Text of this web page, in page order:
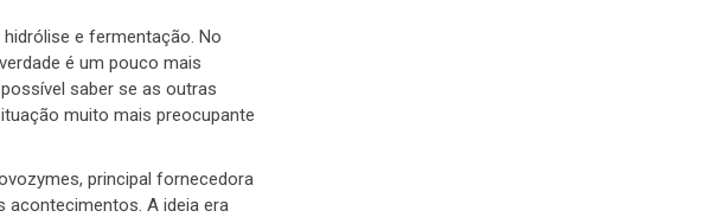
e fermentação. No
é um pouco mais
saber se as outras
muito mais preocupante
principal fornecedora
acontecimentos. A ideia era